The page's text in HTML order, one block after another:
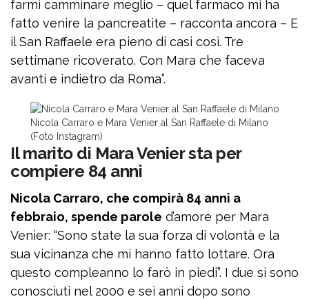
farmi camminare meglio – quel farmaco mi ha
fatto venire la pancreatite – racconta ancora – E
il San Raffaele era pieno di casi così. Tre
settimane ricoverato. Con Mara che faceva
avanti e indietro da Roma”.
Nicola Carraro e Mara Venier al San Raffaele di Milano
(Foto Instagram)
Il marito di Mara Venier sta per
compiere 84 anni
Nicola Carraro, che compirà 84 anni a
febbraio, spende parole d’amore per Mara
Venier: “Sono state la sua forza di volontà e la
sua vicinanza che mi hanno fatto lottare. Ora
questo compleanno lo farò in piedi”. I due si sono
conosciuti nel 2000 e sei anni dopo sono